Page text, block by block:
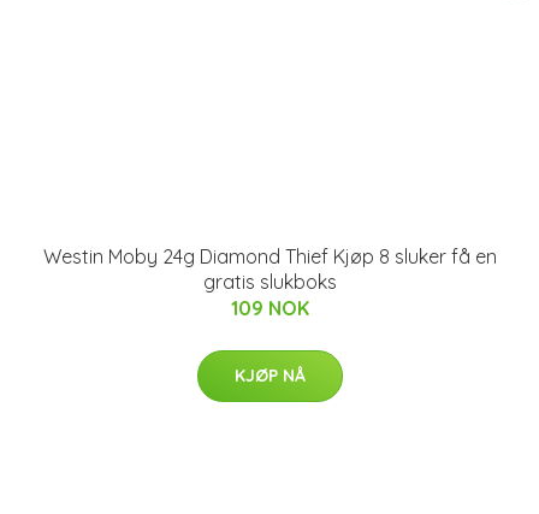
Westin Moby 24g Diamond Thief Kjøp 8 sluker få en
gratis slukboks
109 NOK
KJØP NÅ